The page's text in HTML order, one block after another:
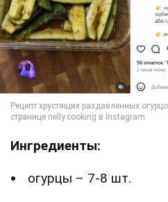
Ингредиенты:
огурцы – 7-8 шт.